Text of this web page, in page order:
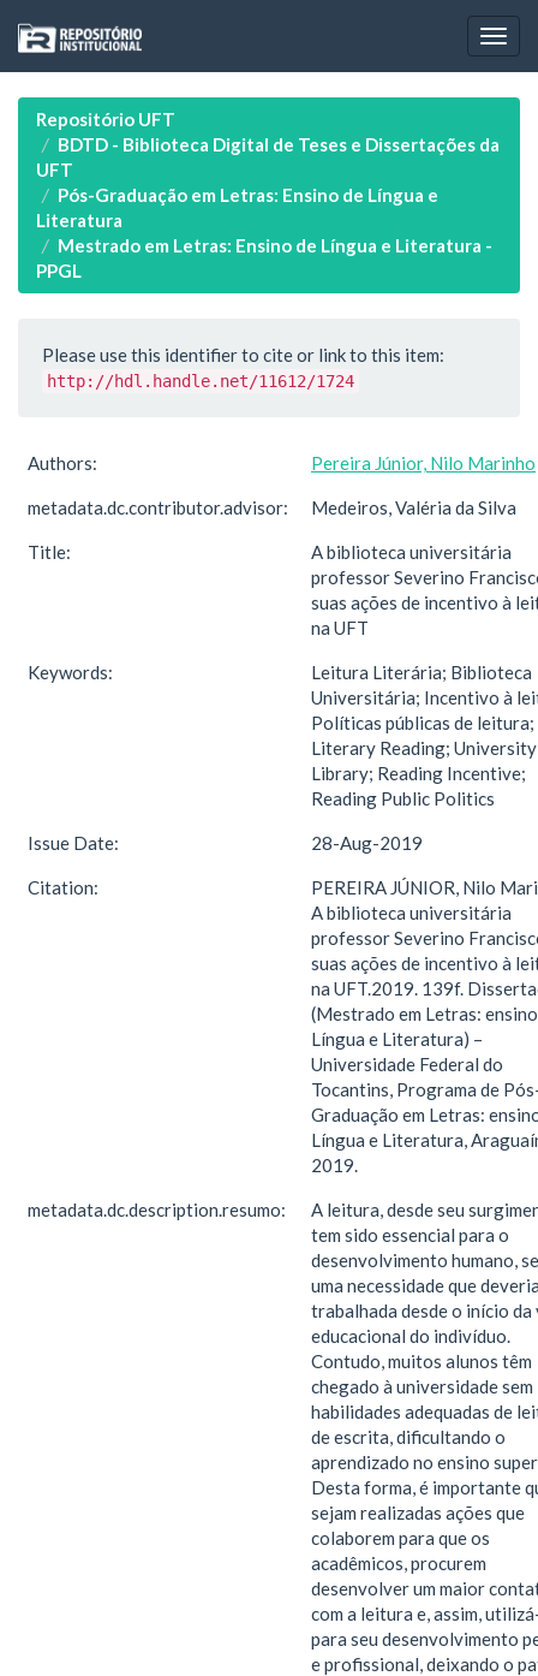
navigation
Repositório UFT
BDTD - Biblioteca Digital de Teses e Dissertações da
UFT
Pós-Graduação em Letras: Ensino de Língua e
Literatura
Mestrado em Letras: Ensino de Língua e Literatura -
PPGL
Please use this identifier to cite or link to this item:
http://hdl.handle.net/11612/1724
Authors: Pereira Júnior, Nilo Marinho
metadata.dc.contributor.advisor: Medeiros, Valéria da Silva
Title:
A biblioteca universitária
professor Severino
suas ações de incentivo à
na UFT
Keywords:
Leitura Literária; Biblioteca
Universitária; Incentivo à
Políticas públicas de leitura;
Literary Reading; University
Library; Reading Incentive;
Reading Public Politics
Issue Date: 28-Aug-2019
Citation:
PEREIRA JÚNIOR, Nilo
A biblioteca universitária
professor Severino
suas ações de incentivo à
na UFT.2019. 139f.
(Mestrado em Letras:
Língua e Literatura) –
Universidade Federal do
Tocantins, Programa de
Graduação em Letras:
Língua e Literatura,
2019.
metadata.dc.description.resumo:
A leitura, desde seu
tem sido essencial para o
desenvolvimento humano,
uma necessidade que
trabalhada desde o início da
educacional do indivíduo.
Contudo, muitos alunos têm
chegado à universidade sem
habilidades adequadas de
de escrita, dificultando o
aprendizado no ensino
Desta forma, é importante
sejam realizadas ações que
colaborem para que os
acadêmicos, procurem
desenvolver um maior
com a leitura e, assim,
para seu desenvolvimento
e profissional, deixando o